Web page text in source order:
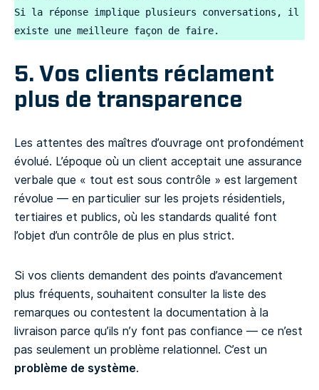
Si la réponse implique plusieurs conversations, il
existe une meilleure façon de faire.
5. Vos clients réclament
plus de transparence
Les attentes des maîtres d’ouvrage ont profondément
évolué. L’époque où un client acceptait une assurance
verbale que « tout est sous contrôle » est largement
révolue — en particulier sur les projets résidentiels,
tertiaires et publics, où les standards qualité font
l’objet d’un contrôle de plus en plus strict.
Si vos clients demandent des points d’avancement
plus fréquents, souhaitent consulter la liste des
remarques ou contestent la documentation à la
livraison parce qu’ils n’y font pas confiance — ce n’est
pas seulement un problème relationnel. C’est un
problème de système.